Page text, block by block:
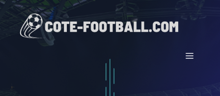
Aller
contenu
Menu